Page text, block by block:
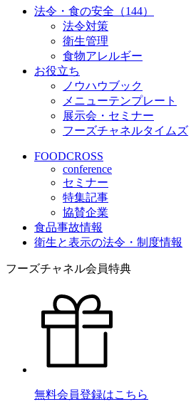
法令・食の安全（144）
法令対策
衛生管理
食物アレルギー
お役立ち
ノウハウブック
メニューテンプレート
展示会・セミナー
フーズチャネルタイムズ
FOODCROSS
conference
セミナー
特集記事
協賛企業
食品事故情報
衛生と表示の法令・制度情報
フーズチャネル会員特典
無料会員登録はこちら